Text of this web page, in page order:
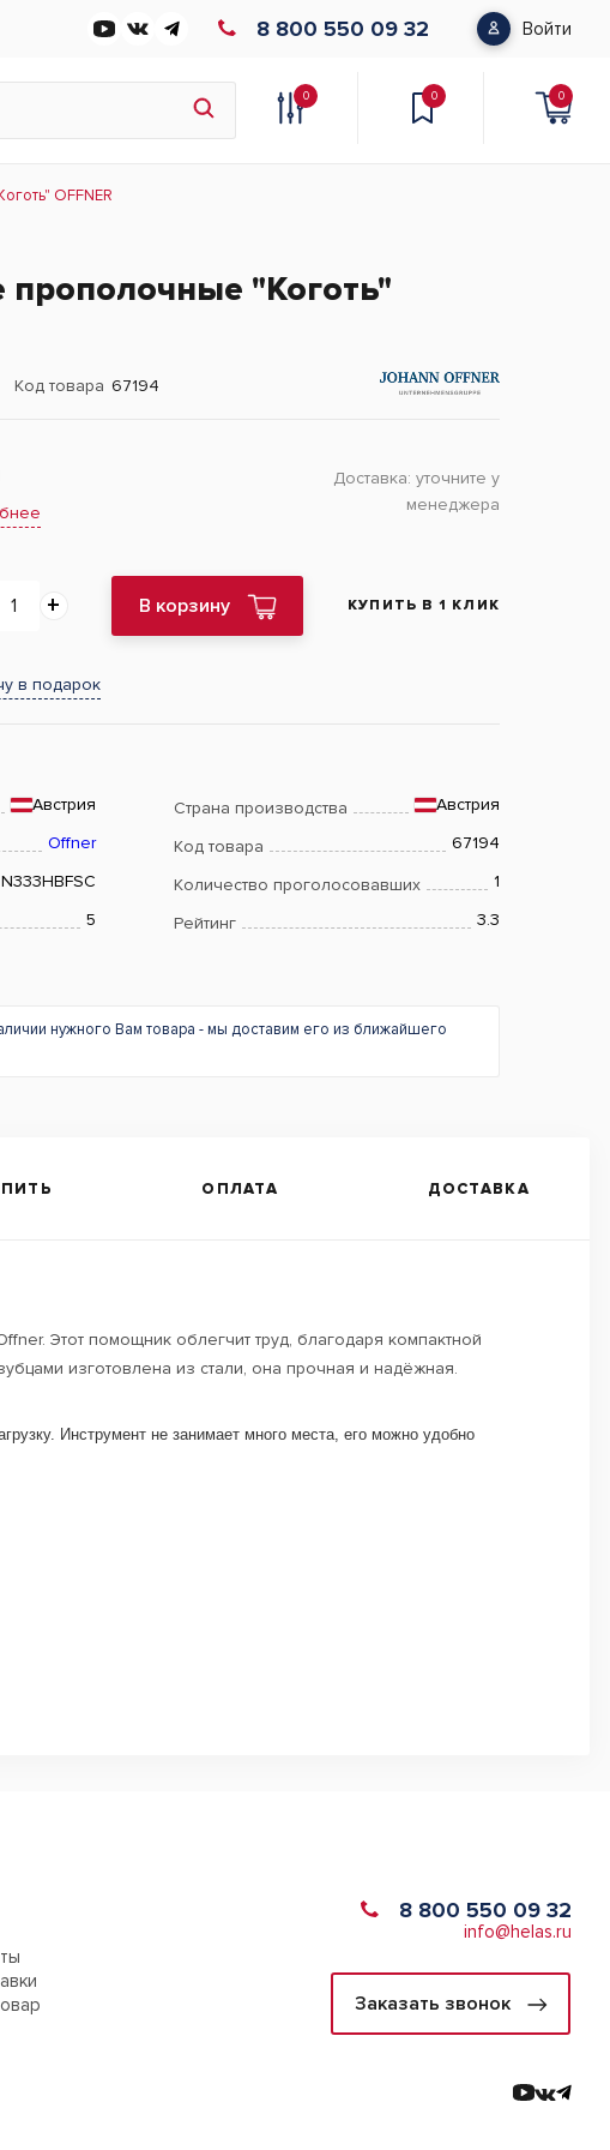
8 800 550 09 32 Войти
0 0 0
OFFNER
"Коготь"
Код товара 67194
Доставка: уточните у
менеджера
В корзину КУПИТЬ В 1 КЛИК
в подарок
Австрия Страна производства Австрия
Offner Код товара 67194
N333HBFSC Количество проголосовавших 1
5 Рейтинг
3.3
нужного Вам товара - мы доставим его из ближайшего
ОПЛАТА ДОСТАВКА
Этот помощник облегчит труд, благодаря компактной
изготовлена из стали, она прочная и надёжная.
Инструмент не занимает много места, его можно удобно
8 800 550 09 32
info@helas.ru
Заказать звонок